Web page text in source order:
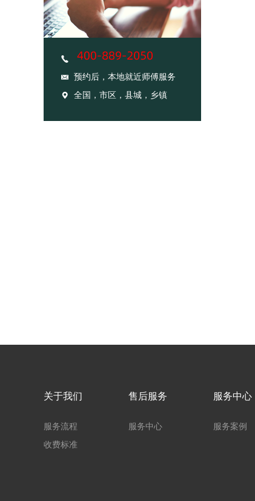
预约后，本地就近师傅服务
全国，市区，县城，乡镇
关于我们
服务流程
收费标准
售后服务
服务中心
服务中心
服务案例